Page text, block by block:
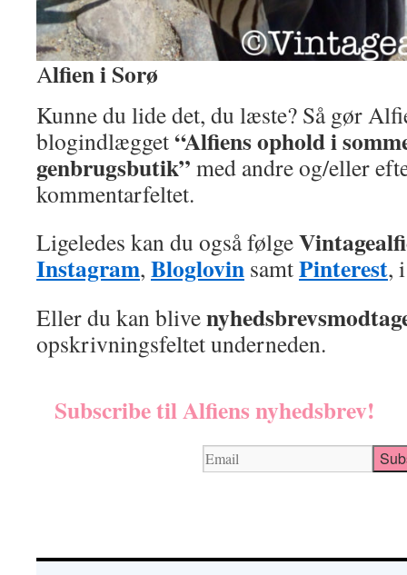
Alfien i Sorø
Kunne du lide det, du læste? Så gør
blogindlægget“Alfiens ophold i
genbrugsbutik” med andre og/eller
kommentarfeltet.
Ligeledes kan du også følge
Instagram, Bloglovin samtPinterest,
Eller du kan blive
opskrivningsfeltet underneden.
Subscribe til Alfiens nyhedsbrev!